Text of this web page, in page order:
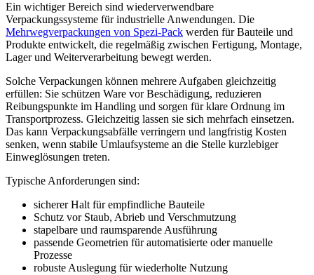
Ein wichtiger Bereich sind wiederverwendbare
Verpackungssysteme für industrielle Anwendungen. Die
Mehrwegverpackungen von Spezi-Pack werden für Bauteile und
Produkte entwickelt, die regelmäßig zwischen Fertigung, Montage,
Lager und Weiterverarbeitung bewegt werden.
Solche Verpackungen können mehrere Aufgaben gleichzeitig
erfüllen: Sie schützen Ware vor Beschädigung, reduzieren
Reibungspunkte im Handling und sorgen für klare Ordnung im
Transportprozess. Gleichzeitig lassen sie sich mehrfach einsetzen.
Das kann Verpackungsabfälle verringern und langfristig Kosten
senken, wenn stabile Umlaufsysteme an die Stelle kurzlebiger
Einweglösungen treten.
Typische Anforderungen sind:
sicherer Halt für empfindliche Bauteile
Schutz vor Staub, Abrieb und Verschmutzung
stapelbare und raumsparende Ausführung
passende Geometrien für automatisierte oder manuelle
Prozesse
robuste Auslegung für wiederholte Nutzung